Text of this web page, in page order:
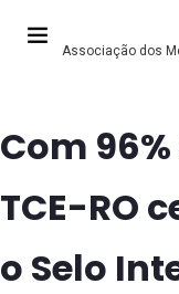
Associação dos
Com
TCE-RO
o Selo